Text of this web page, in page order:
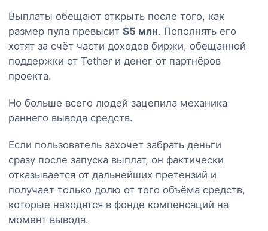
Выплаты обещают открыть после того, как
размер пула превысит $5 млн. Пополнять его
хотят за счёт части доходов биржи, обещанной
поддержки от Tether и денег от партнёров
проекта.
Но больше всего людей зацепила механика
раннего вывода средств.
Если пользователь захочет забрать деньги
сразу после запуска выплат, он фактически
отказывается от дальнейших претензий и
получает только долю от того объёма средств,
которые находятся в фонде компенсаций на
момент вывода.